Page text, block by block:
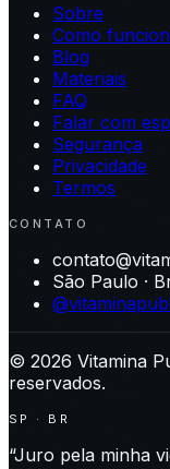
Sobre
Como
Blog
Materiais
FAQ
Falar com
Segurança
Privacidade
Termos
CONTATO
São Paulo ·
© 2026 Vitamina
reservados.
SP · BR
“Juro pela minha